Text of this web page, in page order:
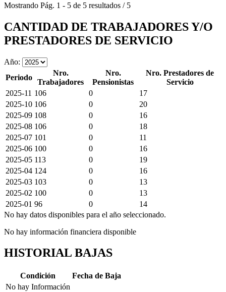
Mostrando Pág. 1 - 5 de 5 resultados / 5
CANTIDAD DE TRABAJADORES Y/O
PRESTADORES DE SERVICIO
Año:
Periodo
Nro.
Trabajadores
Nro.
Pensionistas
Nro. Prestadores de
Servicio
2025-11 106 0
17
2025-10 106 0
20
2025-09 108 0
16
2025-08 106 0
18
2025-07 101 0
11
2025-06 100 0
16
2025-05 113 0
19
2025-04 124 0
16
2025-03 103 0
13
2025-02 100 0
13
2025-01 96 0
14
No hay datos disponibles para el año seleccionado.
No hay información financiera disponible
HISTORIAL BAJAS
Condición
Fecha de Baja
No hay Información